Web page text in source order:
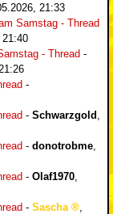
21:33
Samstag - Thread
- Thread -
-
- Schwarzgold
- donotrobme
- Olaf1970
- Sascha